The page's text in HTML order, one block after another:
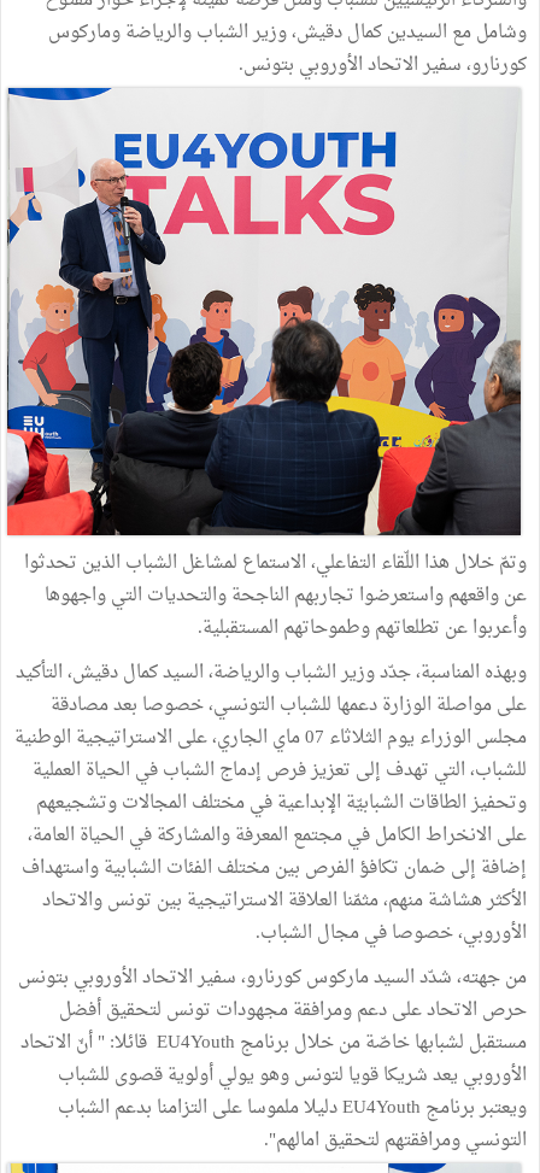
وشامل مع السيدين كمال دقيش، وزير الشباب والرياضة وماركوس
كورنارو، سفير الاتحاد الأوروبي بتونس.
وتمّ خلال هذا اللّقاء التفاعلي، الاستماع لمشاغل الشباب الذين تحدثوا
عن واقعهم واستعرضوا تجاربهم الناجحة والتحديات التي واجهوها
وأعربوا عن تطلعاتهم وطموحاتهم المستقبلية.
وبهذه المناسبة، جدّد وزير الشباب والرياضة، السيد كمال دقيش، التأكيد
على مواصلة الوزارة دعمها للشباب التونسي، خصوصا بعد مصادقة
مجلس الوزراء يوم الثلاثاء 07 ماي الجاري، على الاستراتيجية الوطنية
للشباب، التي تهدف إلى تعزيز فرص إدماج الشباب في الحياة العملية
وتحفيز الطاقات الشبابيّة الإبداعية في مختلف المجالات وتشجيعهم
على الانخراط الكامل في مجتمع المعرفة والمشاركة في الحياة العامة،
إضافة إلى ضمان تكافؤ الفرص بين مختلف الفئات الشبابية واستهداف
الأكثر هشاشة منهم، مثمّنا العلاقة الاستراتيجية بين تونس والاتحاد
الأوروبي، خصوصا في مجال الشباب.
من جهته، شدّد السيد ماركوس كورنارو، سفير الاتحاد الأوروبي بتونس
حرص الاتحاد على دعم ومرافقة مجهودات تونس لتحقيق أفضل
مستقبل لشبابها خاصّة من خلال برنامج EU4Youth قائلا: " أنّ الاتحاد
الأوروبي يعد شريكا قويا لتونس وهو يولي أولوية قصوى للشباب
ويعتبر برنامج EU4Youth دليلا ملموسا على التزامنا بدعم الشباب
التونسي ومرافقتهم لتحقيق امالهم".